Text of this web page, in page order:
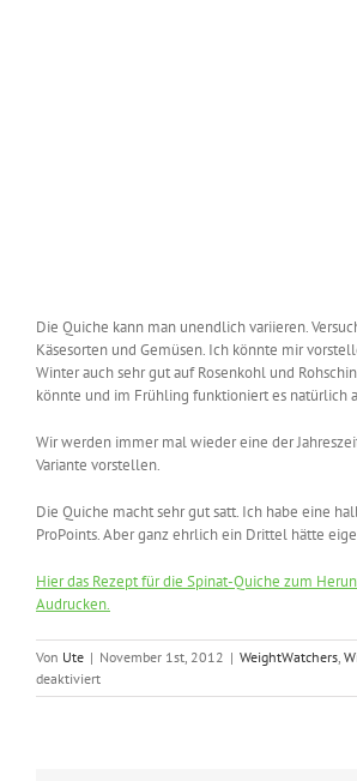
Die Quiche kann man unendlich variieren.
Käsesorten und Gemüsen. Ich könnte mir
Winter auch sehr gut auf Rosenkohl und
könnte und im Frühling funktioniert es natürlich
Wir werden immer mal wieder eine der
Variante vorstellen.
Die Quiche macht sehr gut satt. Ich habe eine
ProPoints. Aber ganz ehrlich ein Drittel hätte
Hier das Rezept für die Spinat-Quiche zum
Audrucken.
Von Ute | November 1st, 2012 | WeightWatchers
deaktiviertfür
Quiche